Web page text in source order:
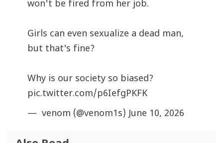
won't be fired from her job.
Girls can even sexualize a dead man,
but that's fine?
Why is our society so biased?
pic.twitter.com/p6IefgPKFK
— ︎ ︎venom (@venom1s)June 10, 2026